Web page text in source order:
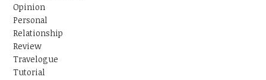
Opinion
Personal
Relationship
Review
Travelogue
Tutorial